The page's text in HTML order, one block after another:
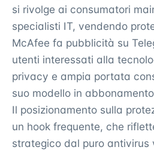
si rivolge ai consumatori
specialisti IT, vendendo
McAfee fa pubblicità su
utenti interessati alla
privacy e ampia portata
suo modello in
Il posizionamento sulla
un hook frequente, che
strategico dal puro antivirus